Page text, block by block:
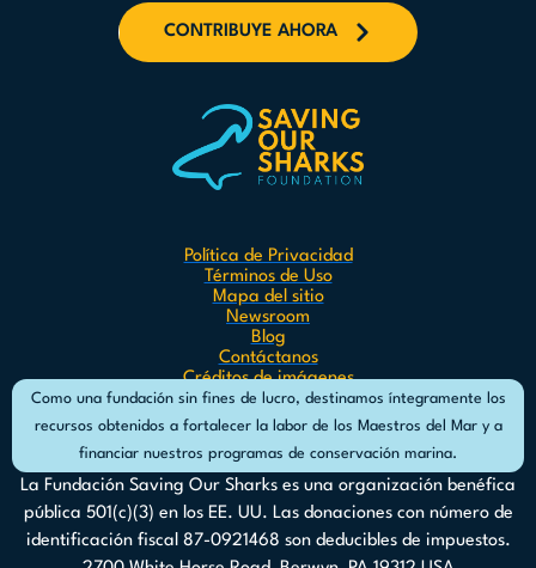
CONTRIBUYE AHORA
Política de Privacidad
Términos de Uso
Mapa del sitio
Newsroom
Blog
Contáctanos
Créditos de imágenes
Como una fundación sin fines de lucro, destinamos íntegramente los
recursos obtenidos a fortalecer la labor de los Maestros del Mar y a
financiar nuestros programas de conservación marina.
La Fundación Saving Our Sharks es una organización benéfica
pública 501(c)(3) en los EE. UU. Las donaciones con número de
identificación fiscal 87-0921468 son deducibles de impuestos.